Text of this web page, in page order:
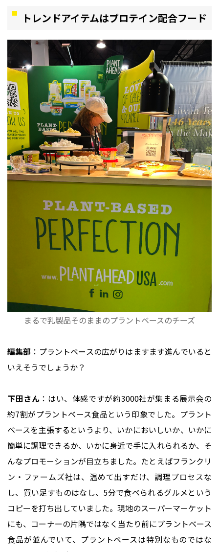
トレンドアイテムはプロテイン配合フード
まるで乳製品そのままのプラントベースのチーズ
編集部 ：プラントベースの広がりはますます進んでいると
いえそうでしょうか？
下田さん ：はい、体感ですが約3000社が集まる展示会の
約7割がプラントベース食品という印象でした。プラント
ベースを主張するというより、いかにおいしいか、いかに
簡単に調理できるか、いかに身近で手に入れられるか、そ
んなプロモーションが目立ちました。たとえばフランクリ
ン・ファームズ社は、温めて出すだけ、調理プロセスな
し、買い足すものはなし、5分で食べられるグルメという
コピーを打ち出していました。現地のスーパーマーケット
にも、コーナーの片隅ではなく当たり前にプラントベース
食品が並んでいて、プラントベースは特別なものではな